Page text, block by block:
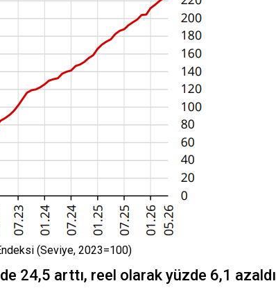
(Seviye, 2023=100)
24,5 arttı, reel olarak yüzde 6,1 azaldı